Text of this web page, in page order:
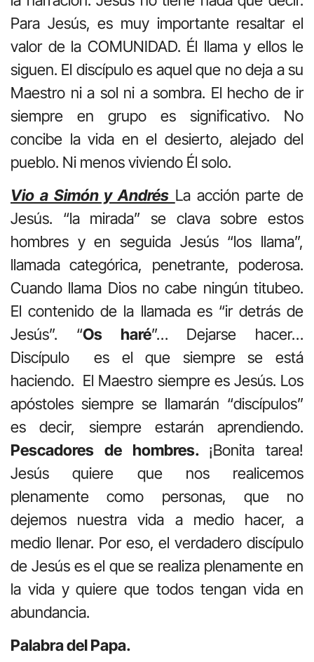
Para Jesús, es muy importante resaltar el
valor de la COMUNIDAD. Él llama y ellos le
siguen. El discípulo es aquel que no deja a su
Maestro ni a sol ni a sombra. El hecho de ir
siempre en grupo es significativo. No
concibe la vida en el desierto, alejado del
pueblo. Ni menos viviendo Él solo.
Vio a Simón y Andrés La acción parte de
Jesús. “la mirada” se clava sobre estos
hombres y en seguida Jesús “los llama”,
llamada categórica, penetrante, poderosa.
Cuando llama Dios no cabe ningún titubeo.
El contenido de la llamada es “ir detrás de
Jesús”. “Os haré”… Dejarse hacer…
Discípulo es el que siempre se está
haciendo. El Maestro siempre es Jesús. Los
apóstoles siempre se llamarán “discípulos”
es decir, siempre estarán aprendiendo.
Pescadores de hombres. ¡Bonita tarea!
Jesús quiere que nos realicemos
plenamente como personas, que no
dejemos nuestra vida a medio hacer, a
medio llenar. Por eso, el verdadero discípulo
de Jesús es el que se realiza plenamente en
la vida y quiere que todos tengan vida en
abundancia.
Palabra del Papa.